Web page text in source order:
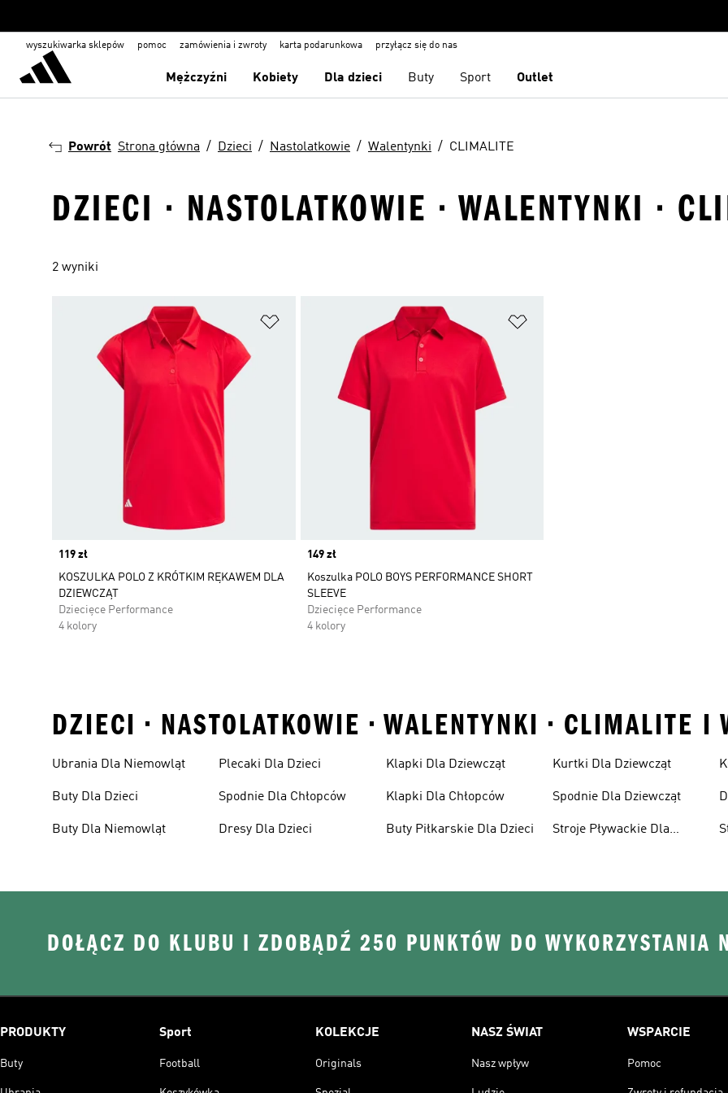
wyszukiwarka sklepów pomoc zamówienia i zwroty karta podarunkowa przyłącz się do nas
Mężczyźni Kobiety Dla dzieci Buty Sport Outlet
Powrót Strona główna Dzieci Nastolatkowie Walentynki CLIMALITE
DZIECI · NASTOLATKOWIE · WALENTYNKI ·
2 wyniki
Dodaj do listy życzeń
Price
119 zł
KOSZULKA POLO Z KRÓTKIM RĘKAWEM DLA
DZIEWCZĄT
Dziecięce Performance
4 kolory
Price
149 zł
Koszulka POLO BOYS PERFORMANCE SHORT
SLEEVE
Dziecięce Performance
4 kolory
DZIECI • NASTOLATKOWIE • WALENTYNKI • CLIMALITE I
Ubrania Dla Niemowląt
Buty Dla Dzieci
Buty Dla Niemowląt
Plecaki Dla Dzieci
Spodnie Dla Chłopców
Dresy Dla Dzieci
Klapki Dla Dziewcząt
Klapki Dla Chłopców
Buty Piłkarskie Dla Dzieci
Kurtki Dla Dziewcząt
Spodnie Dla Dziewcząt
Stroje Pływackie Dla
DOŁĄCZ DO KLUBU I ZDOBĄDŹ 250 PUNKTÓW DO WYKORZYSTANIA
PRODUKTY
Buty
Sport
Football
KOLEKCJE
Originals
NASZ ŚWIAT
Nasz wpływ
WSPARCIE
Pomoc